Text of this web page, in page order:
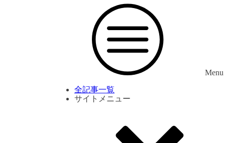
Menu
全記事一覧
サイトメニュー